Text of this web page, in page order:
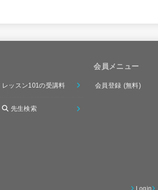
レッスン101の受講料
先生検索
会員メニュー
会員登録 (無料)
Login